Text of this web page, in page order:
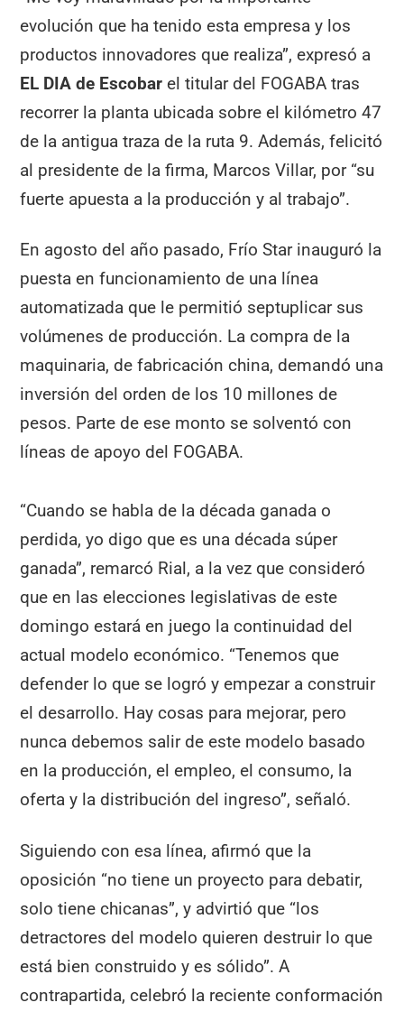
evolución que ha tenido esta empresa y los
productos innovadores que realiza”, expresó a
EL DIA de Escobar el titular del FOGABA tras
recorrer la planta ubicada sobre el kilómetro 47
de la antigua traza de la ruta 9. Además, felicitó
al presidente de la firma, Marcos Villar, por “su
fuerte apuesta a la producción y al trabajo”.
En agosto del año pasado, Frío Star inauguró la
puesta en funcionamiento de una línea
automatizada que le permitió septuplicar sus
volúmenes de producción. La compra de la
maquinaria, de fabricación china, demandó una
inversión del orden de los 10 millones de
pesos. Parte de ese monto se solventó con
líneas de apoyo del FOGABA.
“Cuando se habla de la década ganada o
perdida, yo digo que es una década súper
ganada”, remarcó Rial, a la vez que consideró
que en las elecciones legislativas de este
domingo estará en juego la continuidad del
actual modelo económico. “Tenemos que
defender lo que se logró y empezar a construir
el desarrollo. Hay cosas para mejorar, pero
nunca debemos salir de este modelo basado
en la producción, el empleo, el consumo, la
oferta y la distribución del ingreso”, señaló.
Siguiendo con esa línea, afirmó que la
oposición “no tiene un proyecto para debatir,
solo tiene chicanas”, y advirtió que “los
detractores del modelo quieren destruir lo que
está bien construido y es sólido”. A
contrapartida, celebró la reciente conformación